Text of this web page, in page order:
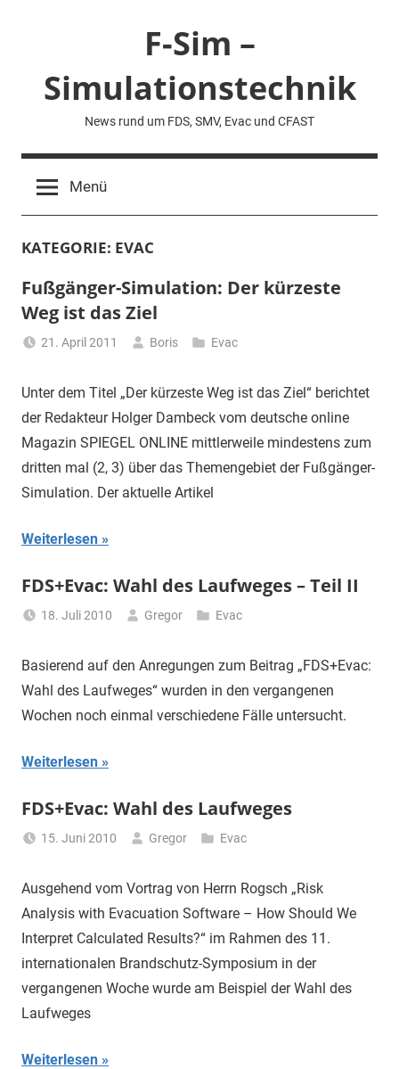
F-Sim –
Simulationstechnik
News rund um FDS, SMV, Evac und CFAST
Menü
KATEGORIE: EVAC
Fußgänger-Simulation: Der kürzeste
Weg ist das Ziel
21. April 2011 Boris Evac
Unter dem Titel „Der kürzeste Weg ist das Ziel“ berichtet
der Redakteur Holger Dambeck vom deutsche online
Magazin SPIEGEL ONLINE mittlerweile mindestens zum
dritten mal (2, 3) über das Themengebiet der Fußgänger-
Simulation. Der aktuelle Artikel
Weiterlesen
FDS+Evac: Wahl des Laufweges – Teil II
18. Juli 2010 Gregor Evac
Basierend auf den Anregungen zum Beitrag „FDS+Evac:
Wahl des Laufweges“ wurden in den vergangenen
Wochen noch einmal verschiedene Fälle untersucht.
Weiterlesen
FDS+Evac: Wahl des Laufweges
15. Juni 2010 Gregor Evac
Ausgehend vom Vortrag von Herrn Rogsch „Risk
Analysis with Evacuation Software – How Should We
Interpret Calculated Results?“ im Rahmen des 11.
internationalen Brandschutz-Symposium in der
vergangenen Woche wurde am Beispiel der Wahl des
Laufweges
Weiterlesen